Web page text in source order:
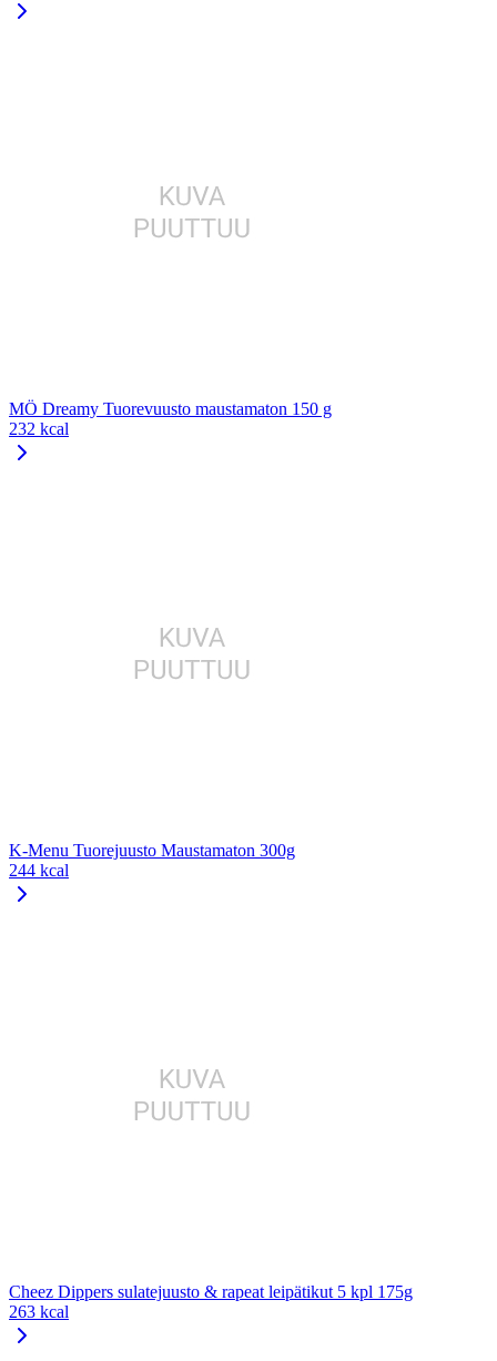
MÖ Dreamy Tuorevuusto maustamaton 150 g
232 kcal
K-Menu Tuorejuusto Maustamaton 300g
244 kcal
Cheez Dippers sulatejuusto & rapeat leipätikut 5 kpl 175g
263 kcal